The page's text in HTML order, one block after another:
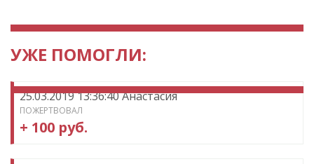
УЖЕ ПОМОГЛИ:
25.03.2019 13:36:40 Анастасия
ПОЖЕРТВОВАЛ
+ 100 руб.